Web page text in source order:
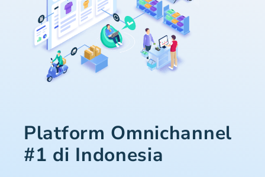
Platform Omnichannel
#1 di Indonesia